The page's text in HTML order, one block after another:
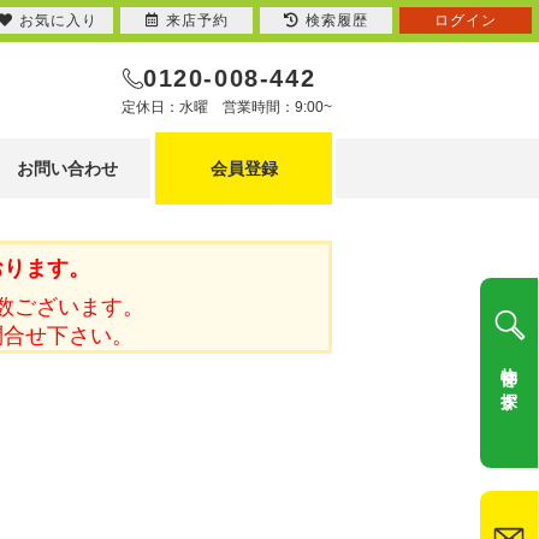
0120-008-442
定休日：水曜 営業時間：9:00~
お問い合わせ 会員登録
ます。
ざいます。
せ下さい。
お気に入り 来店予約 検索履歴 ログイン
物件を探す